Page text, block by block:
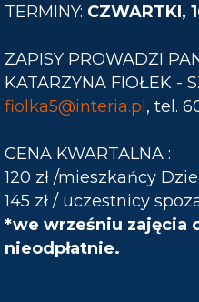
TERMINY: CZWARTKI,
ZAPISY PROWADZI
KATARZYNA FIOŁEK -
fiolka5@interia.pl , tel.
CENA KWARTALNA :
120 zł /mieszkańcy
145 zł / uczestnicy
*we wrześniu zajęcia
nieodpłatnie.